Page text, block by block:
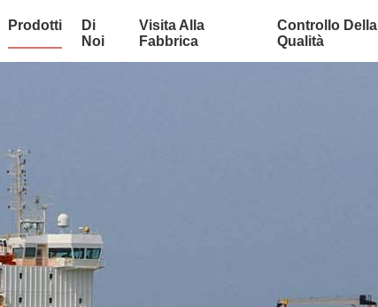
Prodotti
Di
Noi
Visita Alla
Fabbrica
Controllo Della
Qualità